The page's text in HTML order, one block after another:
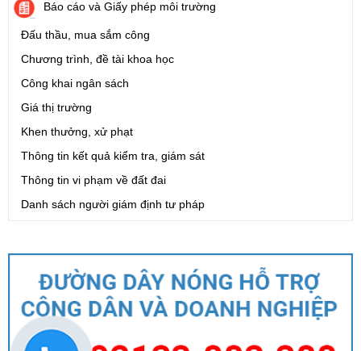
Báo cáo và Giấy phép môi trường
Đấu thầu, mua sắm công
Chương trình, đề tài khoa học
Công khai ngân sách
Giá thị trường
Khen thưởng, xử phạt
Thông tin kết quả kiểm tra, giám sát
Thông tin vi phạm về đất đai
Danh sách người giám định tư pháp